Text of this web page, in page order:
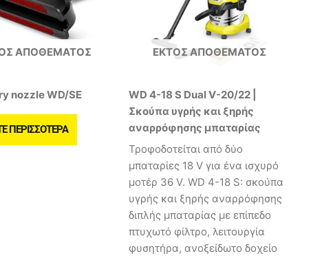
ΑΠΟΘΈΜΑΤΟΣ
nozzle WD/SE
ΠΕΡΙΣΣΌΤΕΡΑ
ΕΚΤΌΣ ΑΠΟΘΈΜΑΤΟΣ
WD 4-18 S Dual V-20/22 |
Σκούπα υγρής και ξηρής
αναρρόφησης μπαταρίας
Τροφοδοτείται από δύο
μπαταρίες 18 V για ένα ισχυρό
μοτέρ 36 V. WD 4-18 S: σκούπα
υγρής και ξηρής αναρρόφησης
διπλής μπαταρίας με επίπεδο
πτυχωτό φίλτρο, λειτουργία
φυσητήρα, ανοξείδωτο δοχείο